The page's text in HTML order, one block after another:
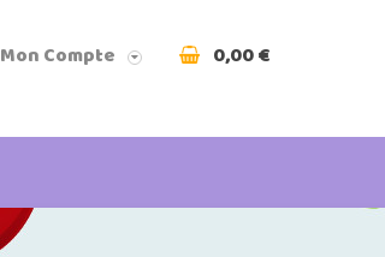
Mon Compte 0,00 €